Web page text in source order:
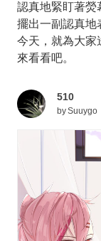
認真地緊盯著熒
擺出一副認真地
今天，就為大家
來看看吧。
510
bySuuygo